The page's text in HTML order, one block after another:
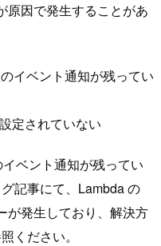
原因で発生することがあ
イベント通知が残ってい
定されていない
ベント通知が残ってい
記事にて、Lambda の
が発生しており、解決方
ください。